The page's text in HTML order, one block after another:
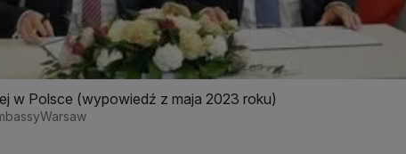
w Polsce (wypowiedź z maja 2023 roku)